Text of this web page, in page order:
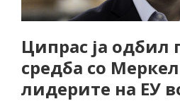
Ципрас ја одбил
средба со
лидерите на ЕУ